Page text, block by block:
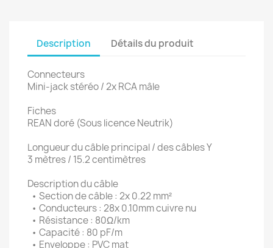
Description Détails du produit
Connecteurs
Mini-jack stéréo / 2x RCA mâle
Fiches
REAN doré (Sous licence Neutrik)
Longueur du câble principal / des câbles Y
3 mètres / 15.2 centimètres
Description du câble
• Section de câble : 2x 0.22 mm²
• Conducteurs : 28x 0.10mm cuivre nu
• Résistance : 80Ω/km
• Capacité : 80 pF/m
• Enveloppe : PVC mat